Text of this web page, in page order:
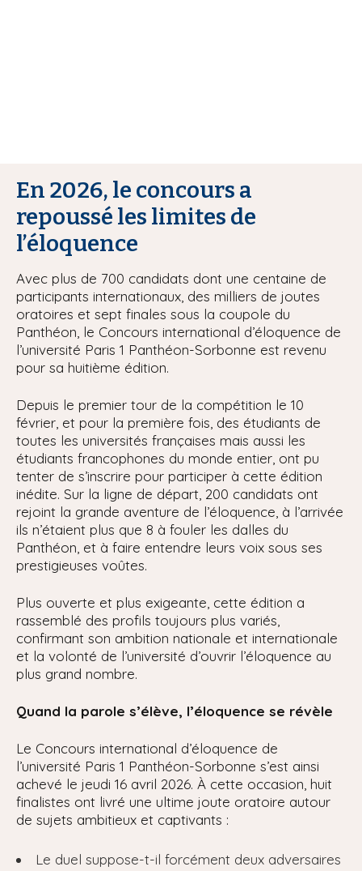
En 2026, le concours a
repoussé les limites de
l’éloquence
Avec plus de 700 candidats dont une centaine de
participants internationaux, des milliers de joutes
oratoires et sept finales sous la coupole du
Panthéon, le Concours international d’éloquence de
l’université Paris 1 Panthéon-Sorbonne est revenu
pour sa huitième édition.
Depuis le premier tour de la compétition le 10
février, et pour la première fois, des étudiants de
toutes les universités françaises mais aussi les
étudiants francophones du monde entier, ont pu
tenter de s’inscrire pour participer à cette édition
inédite. Sur la ligne de départ, 200 candidats ont
rejoint la grande aventure de l’éloquence, à l’arrivée
ils n’étaient plus que 8 à fouler les dalles du
Panthéon, et à faire entendre leurs voix sous ses
prestigieuses voûtes.
Plus ouverte et plus exigeante, cette édition a
rassemblé des profils toujours plus variés,
confirmant son ambition nationale et internationale
et la volonté de l’université d’ouvrir l’éloquence au
plus grand nombre.
Quand la parole s’élève, l’éloquence se révèle
Le Concours international d’éloquence de
l’université Paris 1 Panthéon-Sorbonne s’est ainsi
achevé le jeudi 16 avril 2026. À cette occasion, huit
finalistes ont livré une ultime joute oratoire autour
de sujets ambitieux et captivants :
Le duel suppose-t-il forcément deux adversaires